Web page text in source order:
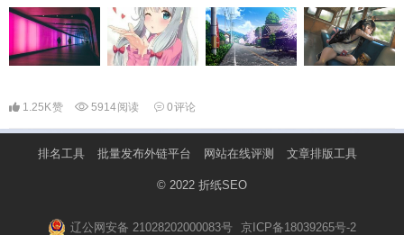
1.25K赞 5914阅读 0评论
排名工具 批量发布外链平台 网站在线评测 文章排版工具
© 2022 折纸SEO
辽公网安备 21028202000083号 京ICP备18039265号-2